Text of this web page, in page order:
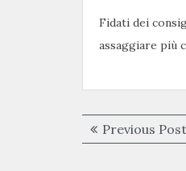
Fidati dei
assaggiare più
articoli
Previous Post